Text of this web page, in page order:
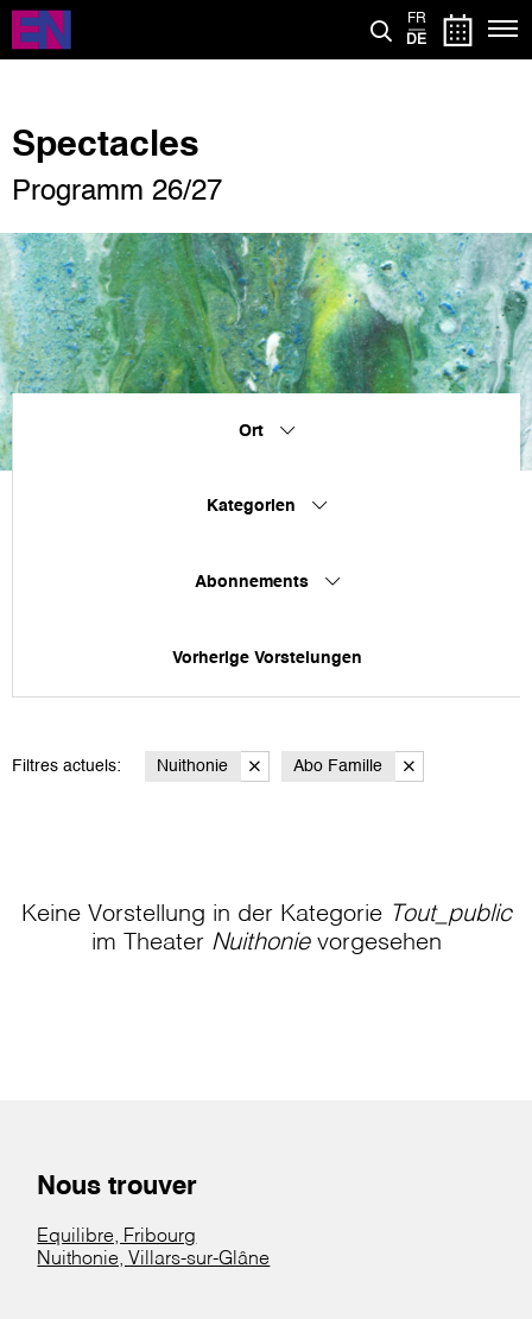
Direkt
zum
Inhalt
FR
DE
Spectacles
Programm 26/27
Ort
Kategorien
Abonnements
Vorherige Vorstelungen
Filtres actuels: Nuithonie Abo Famille
Keine Vorstellung in der Kategorie Tout_public
im Theater Nuithonievorgesehen
Nous trouver
Equilibre, Fribourg
Nuithonie, Villars-sur-Glâne